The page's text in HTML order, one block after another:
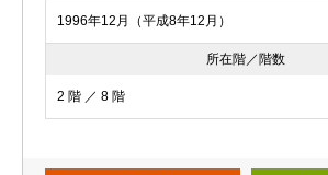
1996年12月（平成8年12月）
所在階／階数
2 階 ／ 8 階